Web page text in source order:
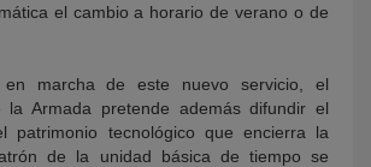
el cambio a horario de verano o de
marcha de este nuevo servicio, el
la Armada pretende además difundir el
patrimonio tecnológico que encierra la
de la unidad básica de tiempo se